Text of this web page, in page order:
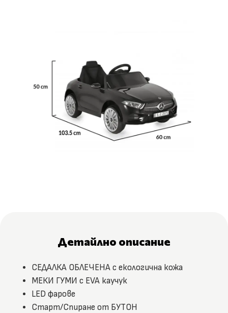
Детайлно описание
СЕДАЛКА ОБЛЕЧЕНА с екологична кожа
МЕКИ ГУМИ с EVA каучук
LED фарове
Старт/Спиране от БУТОН